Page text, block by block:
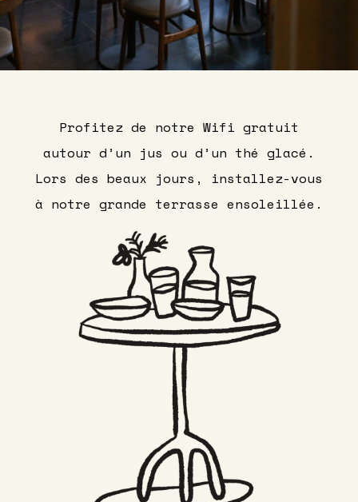
Profitez de notre Wifi gratuit
autour d’un jus ou d’un thé glacé.
Lors des beaux jours, installez-vous
à notre grande terrasse ensoleillée.